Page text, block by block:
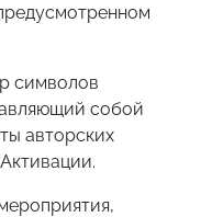
символов
собой
авторских